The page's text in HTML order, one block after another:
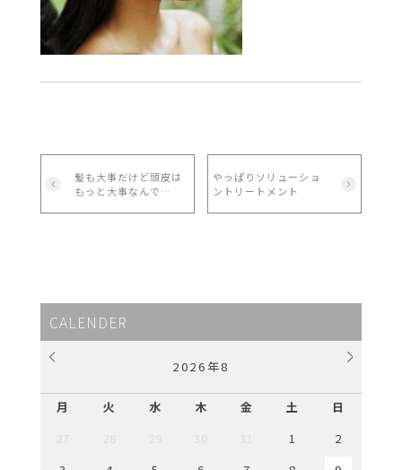
髪も大事だけど頭皮は
もっと大事なんで
やっぱりソリューショ
ントリートメント
CALENDER
2026年8
月 火 水 木 金 土
日
1
2